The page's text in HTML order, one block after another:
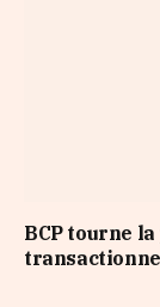
BCP tourne